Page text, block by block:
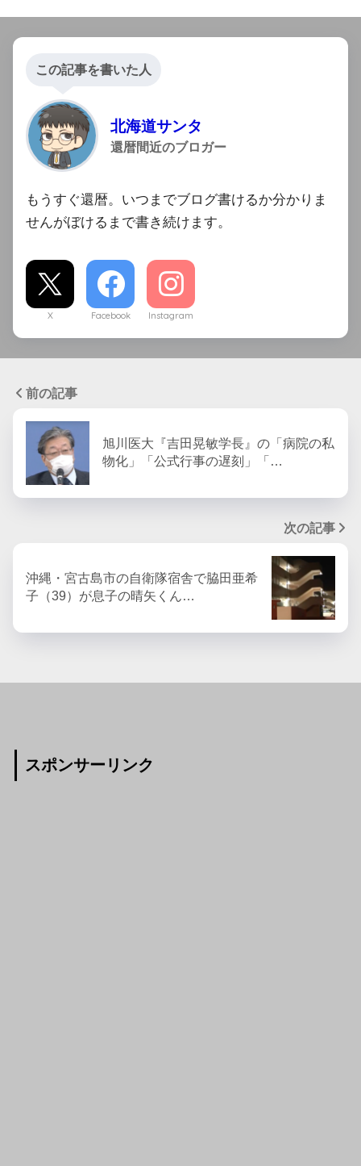
この記事を書いた人
北海道サンタ
還暦間近のブロガー
もうすぐ還暦。いつまでブログ書けるか分かりま
せんがぼけるまで書き続けます。
X Facebook Instagram
前の記事
旭川医大『吉田晃敏学長』の「病院の私
物化」「公式行事の遅刻」「…
次の記事
沖縄・宮古島市の自衛隊宿舎で脇田亜希
子（39）が息子の晴矢くん…
スポンサーリンク